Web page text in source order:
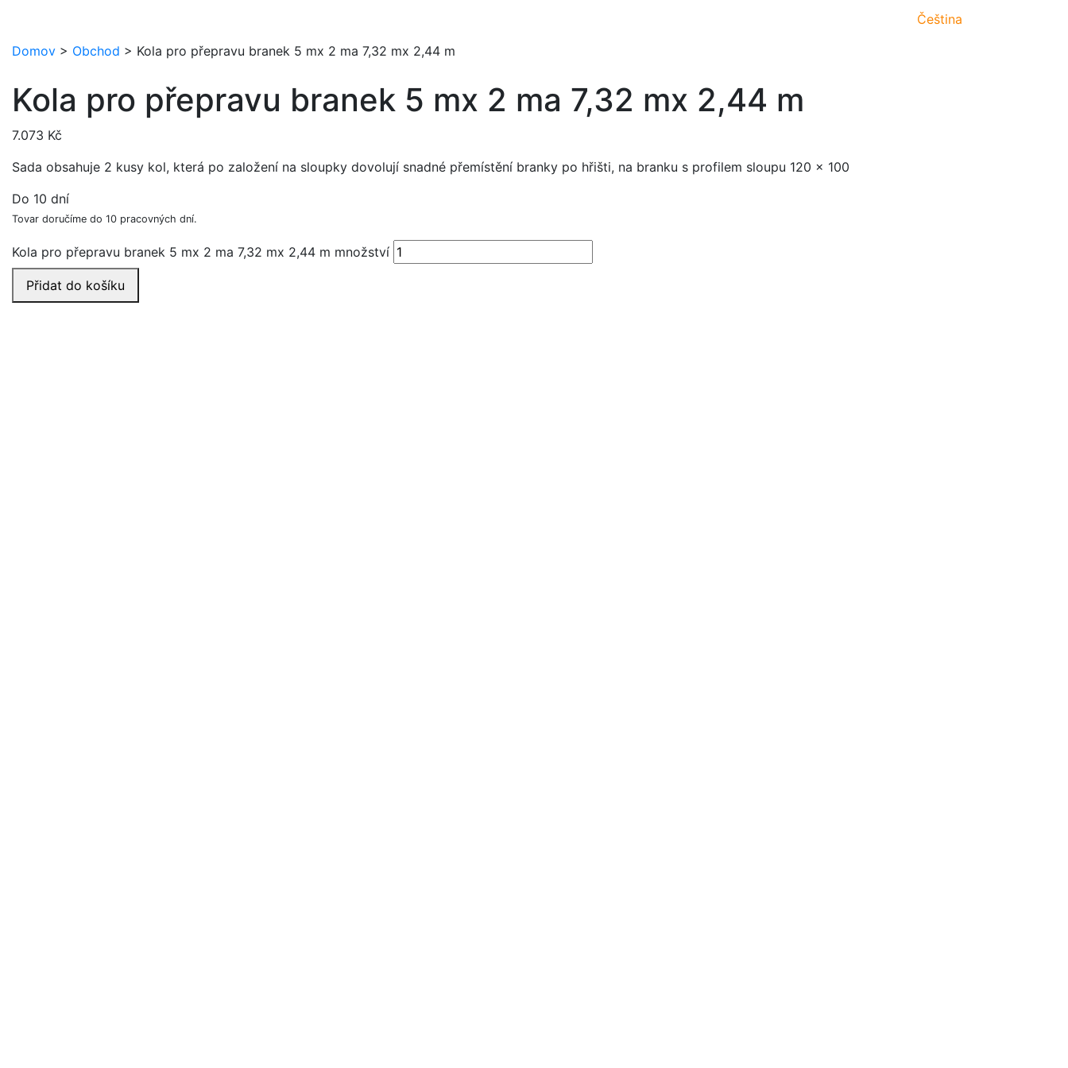
Čeština
Domov > Obchod > Kola pro přepravu branek 5 mx 2 ma 7,32 mx 2,44 m
Kola pro přepravu branek 5 mx 2 ma 7,32 mx 2,44 m
7.073 Kč
Sada obsahuje 2 kusy kol, která po založení na sloupky dovolují snadné přemístění branky po hřišti, na branku s profilem sloupu 120 x 100
Do 10 dní
Tovar doručíme do 10 pracovných dní.
Kola pro přepravu branek 5 mx 2 ma 7,32 mx 2,44 m množství
Přidat do košíku